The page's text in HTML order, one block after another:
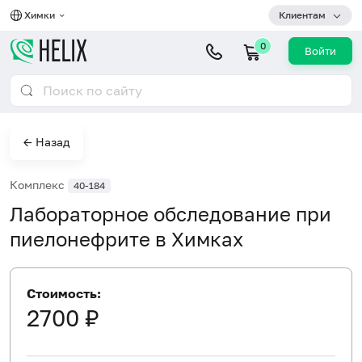
Химки Клиентам
0 Войти
← Назад
Комплекс 40-184
Лабораторное обследование при
пиелонефрите в Химках
Стоимость:
2700 ₽